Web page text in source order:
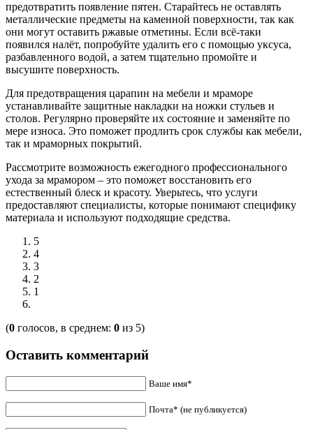
предотвратить появление пятен. Старайтесь не оставлять
металлические предметы на каменной поверхности, так как
они могут оставить ржавые отметины. Если всё-таки
появился налёт, попробуйте удалить его с помощью уксуса,
разбавленного водой, а затем тщательно промойте и
высушите поверхность.
Для предотвращения царапин на мебели и мраморе
устанавливайте защитные накладки на ножки стульев и
столов. Регулярно проверяйте их состояние и заменяйте по
мере износа. Это поможет продлить срок службы как мебели,
так и мраморных покрытий.
Рассмотрите возможность ежегодного профессионального
ухода за мрамором – это поможет восстановить его
естественный блеск и красоту. Уверьтесь, что услуги
предоставляют специалисты, которые понимают специфику
материала и используют подходящие средства.
5
4
3
2
1
(0 голосов, в среднем: 0 из 5)
Оставить комментарий
Ваше имя*
Почта* (не публикуется)